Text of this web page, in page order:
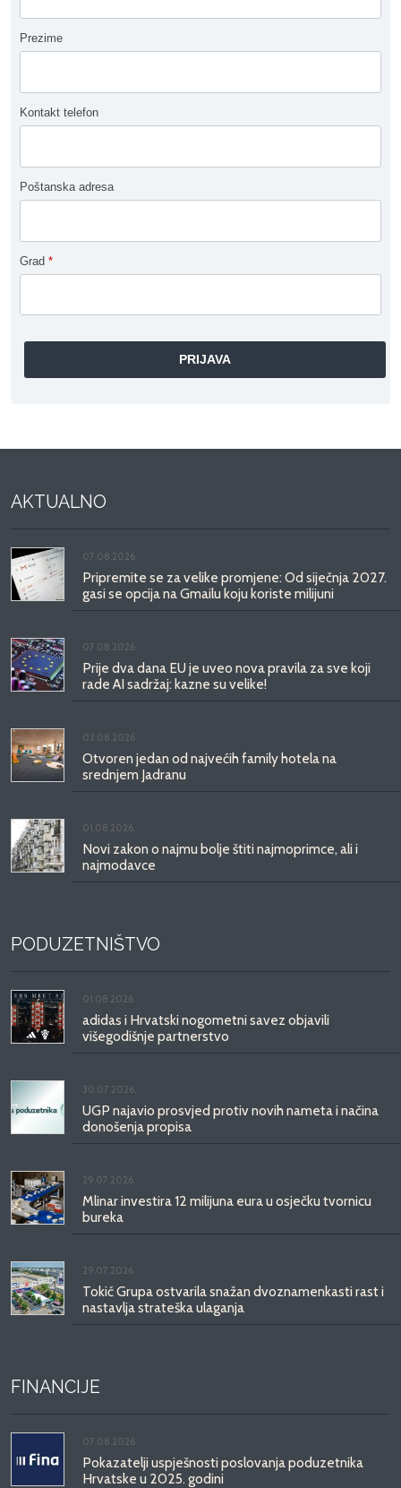
Prezime
Kontakt telefon
Poštanska adresa
Grad *
AKTUALNO
07.08.2026.
Pripremite se za velike promjene: Od siječnja 2027.
gasi se opcija na Gmailu koju koriste milijuni
07.08.2026.
Prije dva dana EU je uveo nova pravila za sve koji
rade AI sadržaj: kazne su velike!
03.08.2026.
Otvoren jedan od najvećih family hotela na
srednjem Jadranu
01.08.2026.
Novi zakon o najmu bolje štiti najmoprimce, ali i
najmodavce
PODUZETNIŠTVO
01.08.2026.
adidas i Hrvatski nogometni savez objavili
višegodišnje partnerstvo
30.07.2026.
UGP najavio prosvjed protiv novih nameta i načina
donošenja propisa
29.07.2026.
Mlinar investira 12 milijuna eura u osječku tvornicu
bureka
29.07.2026.
Tokić Grupa ostvarila snažan dvoznamenkasti rast i
nastavlja strateška ulaganja
FINANCIJE
07.08.2026.
Pokazatelji uspješnosti poslovanja poduzetnika
Hrvatske u 2025. godini